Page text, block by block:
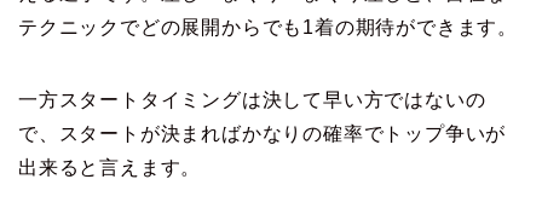
テクニックでどの展開からでも1着の期待ができます。
一方スタートタイミングは決して早い方ではないの
で、スタートが決まればかなりの確率でトップ争いが
出来ると言えます。